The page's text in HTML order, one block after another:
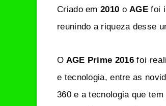
Criado em 2010 oAGE foi
reunindo a riqueza desse
O AGE Prime 2016foi
e tecnologia, entre as
360 e a tecnologia que